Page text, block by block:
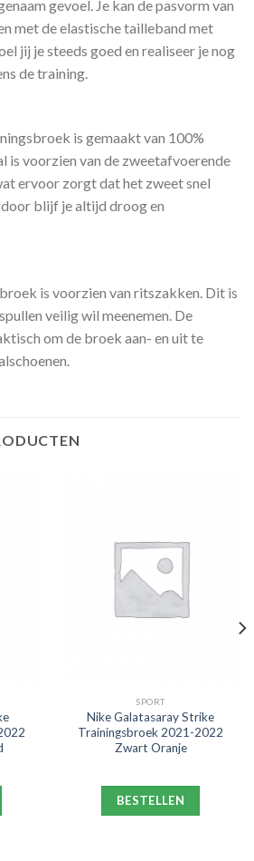
gevoel. Je kan de pasvorm van
met de elastische tailleband met
jij je steeds goed en realiseer je nog
de training.
is gemaakt van 100%
is voorzien van de zweetafvoerende
ervoor zorgt dat het zweet snel
blijf je altijd droog en
is voorzien van ritszakken. Dit is
veilig wil meenemen. De
om de broek aan- en uit te
SPORT
Nike Galatasaray Strike
Trainingsbroek 2021-2022
Zwart Oranje
BESTELLEN